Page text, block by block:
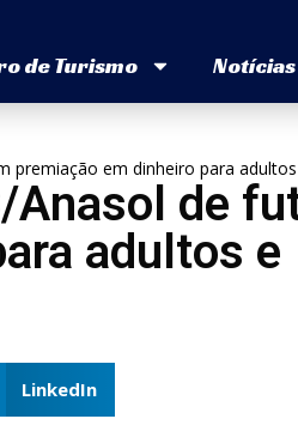
de Turismo Notícias
premiação em dinheiro para
Anasol de
adultos e
LinkedIn